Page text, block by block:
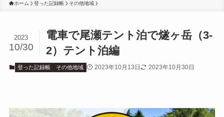
ホーム 登った記録帳 その他地域
電車で尾瀬テント泊で燧ヶ岳（3-
2）テント泊編
2023
10/30
登った記録帳 その他地域 2023年10月13日 2023年10月30日